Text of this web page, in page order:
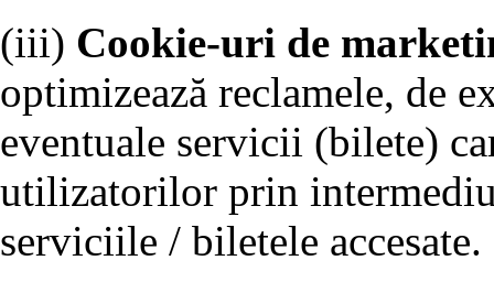
(iii) Cookie-uri de
optimizează reclamele, de
eventuale servicii (bilete)
utilizatorilor prin
serviciile / biletele accesate.